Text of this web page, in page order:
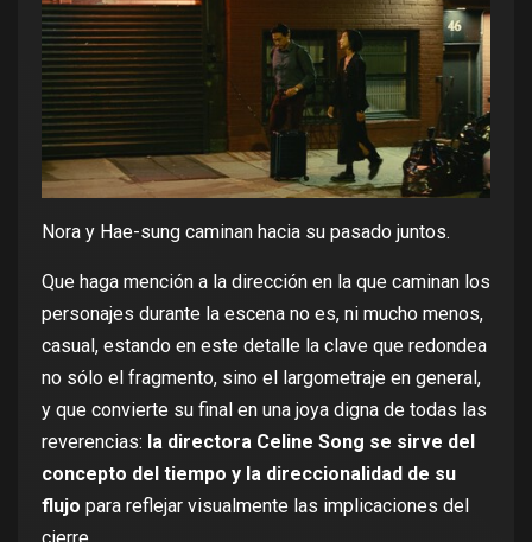
Nora y Hae-sung caminan hacia su pasado juntos.
Que haga mención a la dirección en la que caminan los
personajes durante la escena no es, ni mucho menos,
casual, estando en este detalle la clave que redondea
no sólo el fragmento, sino el largometraje en general,
y que convierte su final en una joya digna de todas las
reverencias: la directora Celine Song se sirve del
concepto del tiempo y la direccionalidad de su
flujo para reflejar visualmente las implicaciones del